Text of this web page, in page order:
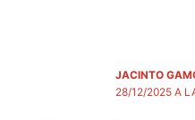
JACINTO
28/12/2025 A